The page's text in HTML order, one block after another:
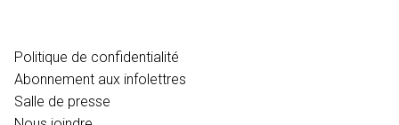
Politique de confidentialité
Abonnement aux infolettres
Salle de presse